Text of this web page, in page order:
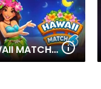
HAWAII MATCH 6